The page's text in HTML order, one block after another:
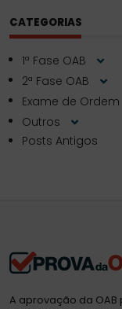
CATEGORIAS
1ª Fase OAB
2ª Fase OAB
Exame de Ordem
Outros
Posts Antigos
A aprovação da OAB